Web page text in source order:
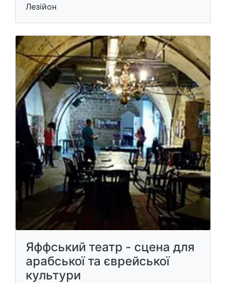
Лезійон
Яффський театр - сцена для
арабської та єврейської
культури